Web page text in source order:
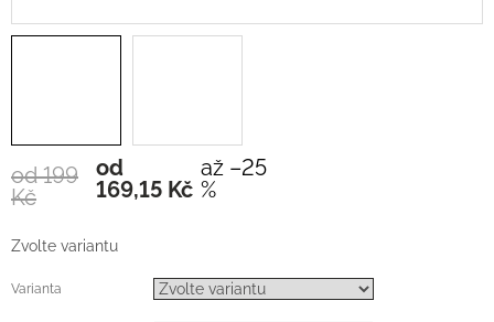
od 199
Kč
až –25
%
od
169,15 Kč Měrná
cena:
Zvolte variantu
Varianta